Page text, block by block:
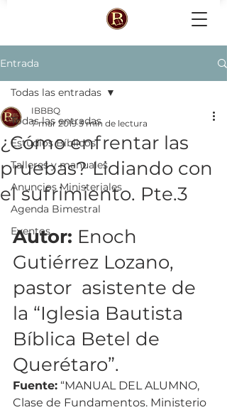
Entrada
Todas las entradas
Estudios Bíblicos
Talleres y manuales
Anuncios Ministeriales
Agenda Bimestral
Eventos
Todas las entradas
¿Cómo enfrentar las
pruebas? Lidiando con
el sufrimiento. Pte.3
IBBBQ
7 mar 2019 3 min de lectura
Autor: Enoch
Gutiérrez Lozano,
pastor  asistente de
la “Iglesia Bautista
Bíblica Betel de
Querétaro”.
Fuente: “MANUAL DEL ALUMNO,
Clase de Fundamentos. Ministerio